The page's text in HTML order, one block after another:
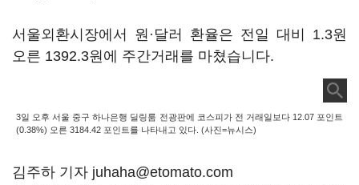
서울외환시장에서 원·달러 환율은 전일 대비 1.3원
오른 1392.3원에 주간거래를 마쳤습니다.
3일 오후 서울 중구 하나은행 딜링룸 전광판에 코스피가 전 거래일보다 12.07 포인트
(0.38%) 오른 3184.42 포인트를 나타내고 있다. (사진=뉴시스)
김주하 기자 juhaha@etomato.com